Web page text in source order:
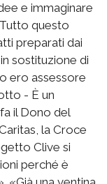
e immaginare
questo
preparati dai
sostituzione di
ero assessore
- È un
il Dono del
la Croce
Clive si
perché è